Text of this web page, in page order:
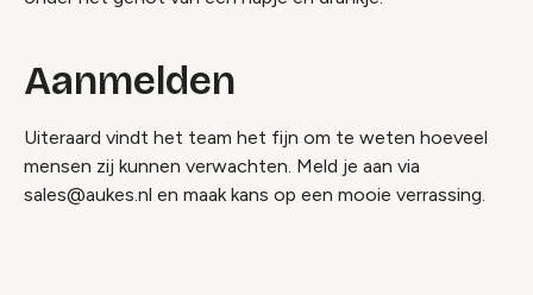
Aanmelden
Uiteraard vindt het team het fijn om te weten hoeveel
mensen zij kunnen verwachten. Meld je aan via
sales@aukes.nl en maak kans op een mooie verrassing.